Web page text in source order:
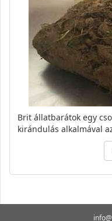
Brit állatbarátok egy
kirándulás alkalmával